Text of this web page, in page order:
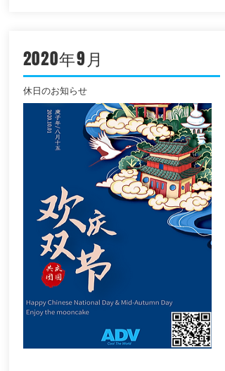
2020年9月
休日のお知らせ